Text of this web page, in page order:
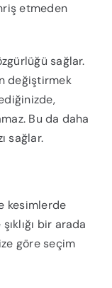
etmeden
sağlar.
değiştirmek
Bu da daha
sağlar.
kesimlerde
bir arada
göre seçim